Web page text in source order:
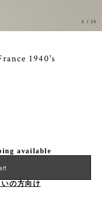
3 / 15
1940's
available
の方向け